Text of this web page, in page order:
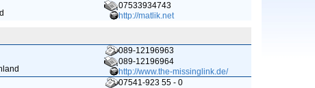
07533934743
http://matlik.net
089-12196963
089-12196964
http://www.the-missinglink.de/
07541-923 55 - 0